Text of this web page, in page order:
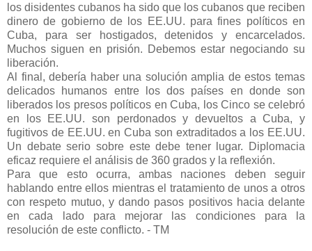
los disidentes cubanos ha sido que los cubanos que reciben
dinero de gobierno de los EE.UU. para fines políticos en
Cuba, para ser hostigados, detenidos y encarcelados.
Muchos siguen en prisión. Debemos estar negociando su
liberación.
Al final, debería haber una solución amplia de estos temas
delicados humanos entre los dos países en donde son
liberados los presos políticos en Cuba, los Cinco se celebró
en los EE.UU. son perdonados y devueltos a Cuba, y
fugitivos de EE.UU. en Cuba son extraditados a los EE.UU.
Un debate serio sobre este debe tener lugar. Diplomacia
eficaz requiere el análisis de 360 grados y la reflexión.
Para que esto ocurra, ambas naciones deben seguir
hablando entre ellos mientras el tratamiento de unos a otros
con respeto mutuo, y dando pasos positivos hacia delante
en cada lado para mejorar las condiciones para la
resolución de este conflicto. - TM